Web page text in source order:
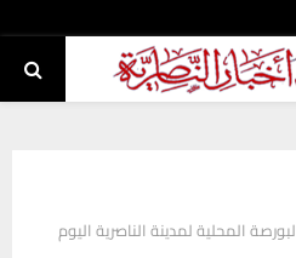
المحلية لمدينة الناصرية اليوم